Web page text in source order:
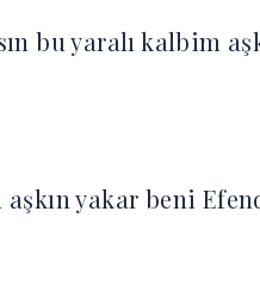
bu yaralı kalbim
yakar beni